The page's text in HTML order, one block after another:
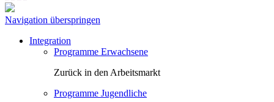
Navigation überspringen
Integration
Programme Erwachsene
Zurück in den Arbeitsmarkt
Programme Jugendliche